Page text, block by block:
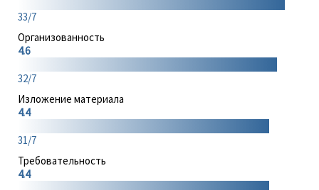
33/7
Организованность
4.6
32/7
Изложение материала
4.4
31/7
Требовательность
4.4